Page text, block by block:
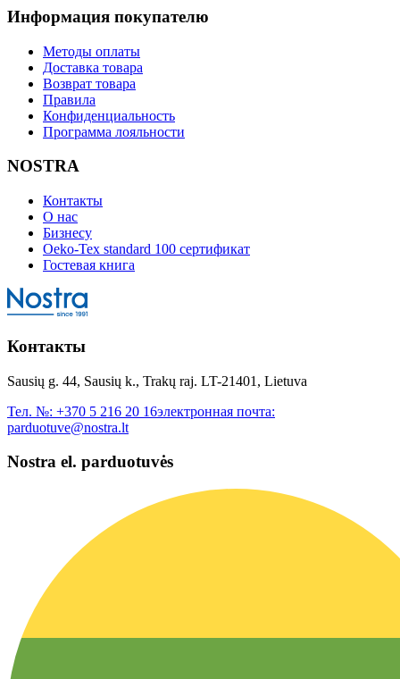
Информация покупателю
Методы оплаты
Доставка товара
Возврат товара
Правила
Конфиденциальность
Программа лояльности
NOSTRA
Контакты
О нас
Бизнесу
Oeko-Tex standard 100 сертификат
Гостевая книга
Контакты
Sausių g. 44, Sausių k., Trakų raj. LT-21401, Lietuva
Тел. №: +370 5 216 20 16электронная почта:
parduotuve@nostra.lt
Nostra el. parduotuvės